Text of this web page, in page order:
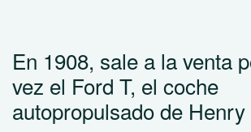
En 1908, sale a la venta
vez el Ford T, el coche
autopropulsado de Henry